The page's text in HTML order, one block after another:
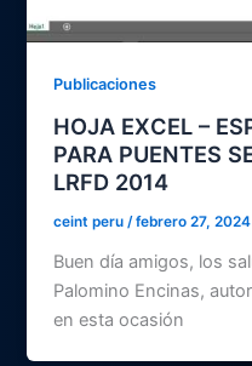
Publicaciones
HOJA EXCEL –
PARA PUENTES
LRFD 2014
ceint peru/febrero 27, 2024
Buen día amigos, los
Palomino Encinas,
en esta ocasión